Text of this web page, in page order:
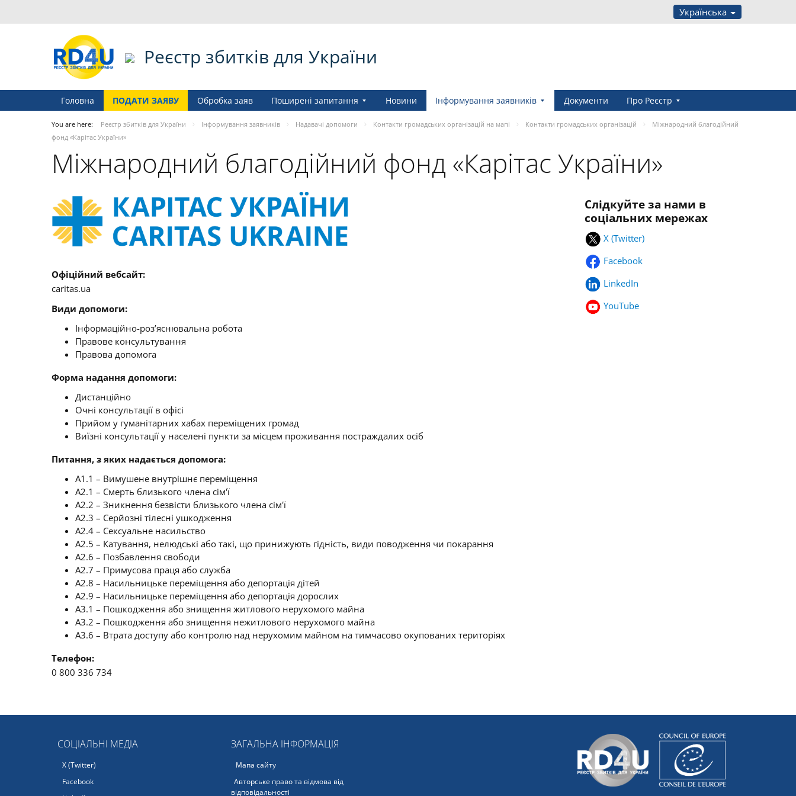
Українська
Реєстр збитків для України
Головна ПОДАТИ ЗАЯВУ Обробка заяв Поширені запитання Новини Інформування заявників Документи Про Реєстр
You are here: Реєстр збитків для України Інформування заявників Надавачі допомоги Контакти громадських організацій на мапі Контакти громадських організацій
Міжнародний благодійний
фонд «Карітас України»
Міжнародний благодійний фонд «Карітас України»
Офіційний вебсайт:
caritas.ua
Види допомоги:
Інформаційно-роз’яснювальна робота
Правове консультування
Правова допомога
Форма надання допомоги:
Дистанційно
Очні консультації в офісі
Прийом у гуманітарних хабах переміщених громад
Виїзні консультації у населені пункти за місцем проживання постраждалих осіб
Питання, з яких надається допомога:
A1.1 – Вимушене внутрішнє переміщення
A2.1 – Смерть близького члена сім'ї
A2.2 – Зникнення безвісти близького члена сім'ї
A2.3 – Серйозні тілесні ушкодження
A2.4 – Сексуальне насильство
A2.5 – Катування, нелюдські або такі, що принижують гідність, види поводження чи покарання
A2.6 – Позбавлення свободи
A2.7 – Примусова праця або служба
A2.8 – Насильницьке переміщення або депортація дітей
A2.9 – Насильницьке переміщення або депортація дорослих
A3.1 – Пошкодження або знищення житлового нерухомого майна
A3.2 – Пошкодження або знищення нежитлового нерухомого майна
A3.6 – Втрата доступу або контролю над нерухомим майном на тимчасово окупованих територіях
Телефон:
0 800 336 734
Слідкуйте за нами в
соціальних мережах
X (Twitter)
Facebook
LinkedIn
YouTube
СОЦІАЛЬНІ МЕДІА
X (Twitter)
Facebook
ЗАГАЛЬНА ІНФОРМАЦІЯ
Мапа сайту
Авторське право та відмова від
відповідальності